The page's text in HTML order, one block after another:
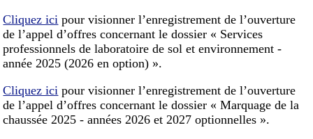
Cliquez ici pour visionner l’enregistrement de l’ouverture
de l’appel d’offres concernant le dossier « Services
professionnels de laboratoire de sol et environnement -
année 2025 (2026 en option) ».
Cliquez ici pour visionner l’enregistrement de l’ouverture
de l’appel d’offres concernant le dossier « Marquage de la
chaussée 2025 - années 2026 et 2027 optionnelles ».